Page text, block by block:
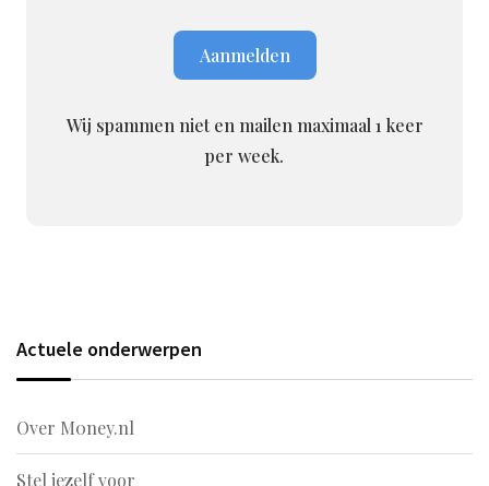
Wij spammen niet en mailen maximaal 1 keer
per week.
Actuele onderwerpen
Over M0ney.nl
Stel jezelf voor